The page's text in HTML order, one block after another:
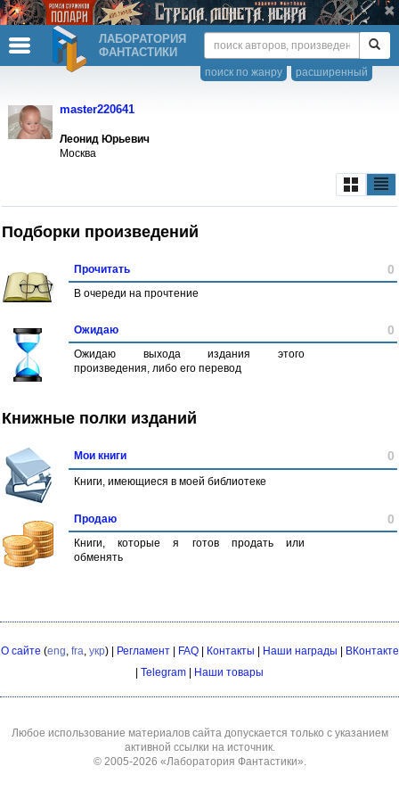
ЛАБОРАТОРИЯ
ФАНТАСТИКИ
расширенный
поиск по жанру
master220641
Леонид Юрьевич
Москва
Подборки произведений
Прочитать 0
В очереди на прочтение
Ожидаю 0
Ожидаю выхода издания этого
произведения, либо его перевод
Книжные полки изданий
Мои книги 0
Книги, имеющиеся в моей библиотеке
Продаю 0
Книги, которые я готов продать или
обменять
О сайте (eng, fra, укр) | Регламент| FAQ| Контакты Наши награды
ВКонтакте
Telegram Наши товары
Любое использование материалов сайта допускается только с указанием
активной ссылки на источник.
© 2005-2026 «Лаборатория Фантастики».